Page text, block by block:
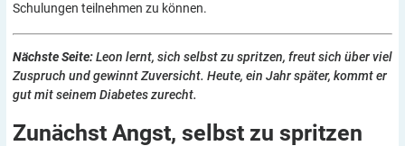
Schulungen teilnehmen zu können.
Nächste Seite:Leon lernt, sich selbst zu spritzen, freut sich über viel
Zuspruch und gewinnt Zuversicht. Heute, ein Jahr später, kommt er
gut mit seinem Diabetes zurecht.
Zunächst Angst, selbst zu spritzen